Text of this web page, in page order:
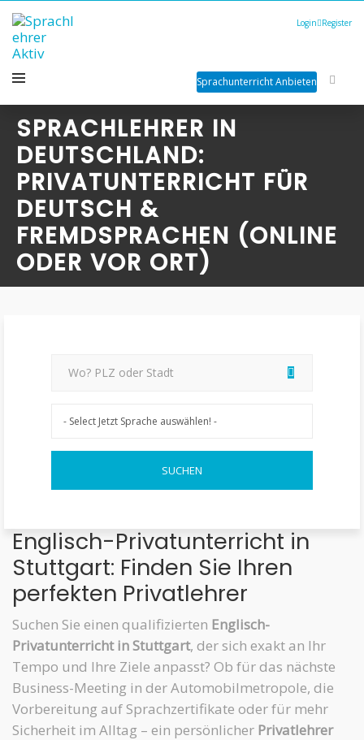
Login Register
Sprachunterricht Anbieten
SPRACHLEHRER IN
DEUTSCHLAND:
PRIVATUNTERRICHT FÜR
DEUTSCH &
FREMDSPRACHEN (ONLINE
ODER VOR ORT)
Englisch-Privatunterricht in
Stuttgart: Finden Sie Ihren
perfekten Privatlehrer
Suchen Sie einen qualifizierten Englisch-
Privatunterricht in Stuttgart, der sich exakt an Ihr
Tempo und Ihre Ziele anpasst? Ob für das nächste
Business-Meeting in der Automobilmetropole, die
Vorbereitung auf Sprachzertifikate oder für mehr
Sicherheit im Alltag – ein persönlicher Privatlehrer